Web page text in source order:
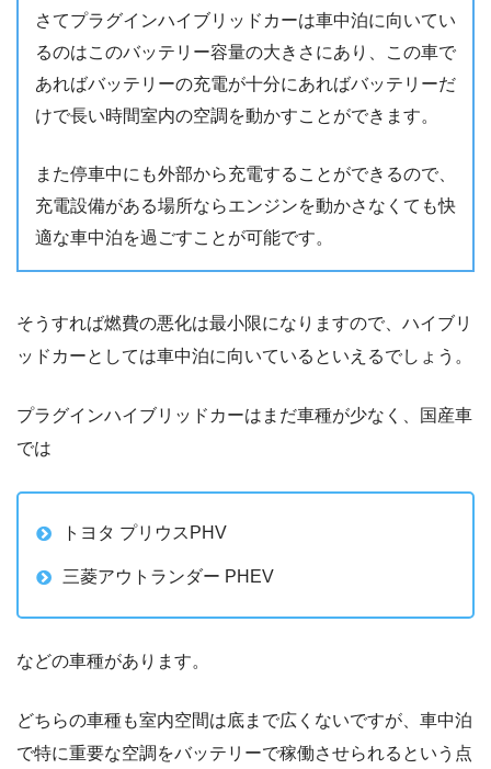
さてプラグインハイブリッドカーは車中泊に向いてい
るのはこのバッテリー容量の大きさにあり、この車で
あればバッテリーの充電が十分にあればバッテリーだ
けで長い時間室内の空調を動かすことができます。
また停車中にも外部から充電することができるので、
充電設備がある場所ならエンジンを動かさなくても快
適な車中泊を過ごすことが可能です。
そうすれば燃費の悪化は最小限になりますので、ハイブリ
ッドカーとしては車中泊に向いているといえるでしょう。
プラグインハイブリッドカーはまだ車種が少なく、国産車
では
トヨタ プリウスPHV
三菱アウトランダー PHEV
などの車種があります。
どちらの車種も室内空間は底まで広くないですが、車中泊
で特に重要な空調をバッテリーで稼働させられるという点